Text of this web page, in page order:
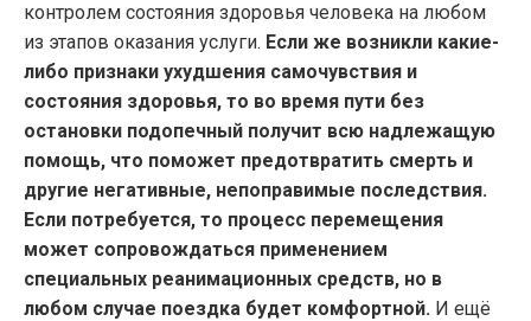
контролем состояния здоровья человека на любом
из этапов оказания услуги. Если же возникли какие-
либо признаки ухудшения самочувствия и
состояния здоровья, то во время пути без
остановки подопечный получит всю надлежащую
помощь, что поможет предотвратить смерть и
другие негативные, непоправимые последствия.
Если потребуется, то процесс перемещения
может сопровождаться применением
специальных реанимационных средств, но в
любом случае поездка будет комфортной. И ещё